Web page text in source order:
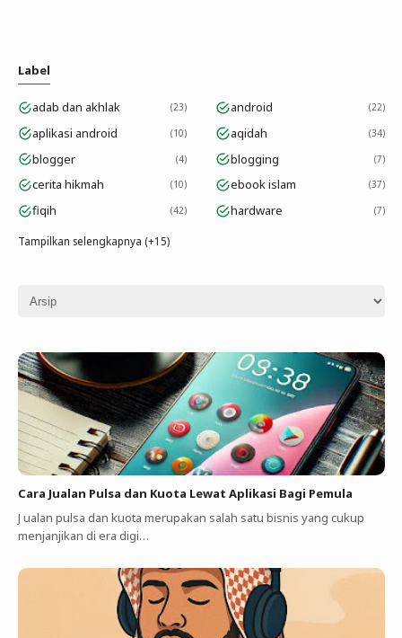
Label
adab dan akhlak 23 android 22
aplikasi android 10 aqidah 34
blogger 4 blogging 7
cerita hikmah 10 ebook islam 37
fiqih 42 hardware 7
Tampilkan selengkapnya (+15)
Cara Jualan Pulsa dan Kuota Lewat Aplikasi Bagi Pemula
J ualan pulsa dan kuota merupakan salah satu bisnis yang cukup
menjanjikan di era digi…